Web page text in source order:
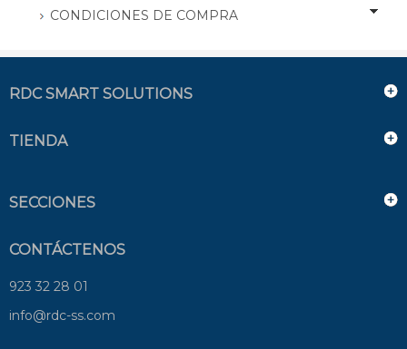
CONDICIONES DE COMPRA
RDC SMART SOLUTIONS
TIENDA
SECCIONES
CONTÁCTENOS
923 32 28 01
info@rdc-ss.com